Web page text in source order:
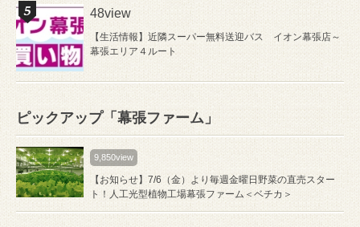
48view
【生活情報】近隣スーパー無料送迎バス イオン幕張店～
幕張エリア４ルート
ピックアップ「幕張ファーム」
9,850view
【お知らせ】7/6（金）より毎週金曜日野菜の直売スター
ト！人工光型植物工場幕張ファーム＜ベチカ＞